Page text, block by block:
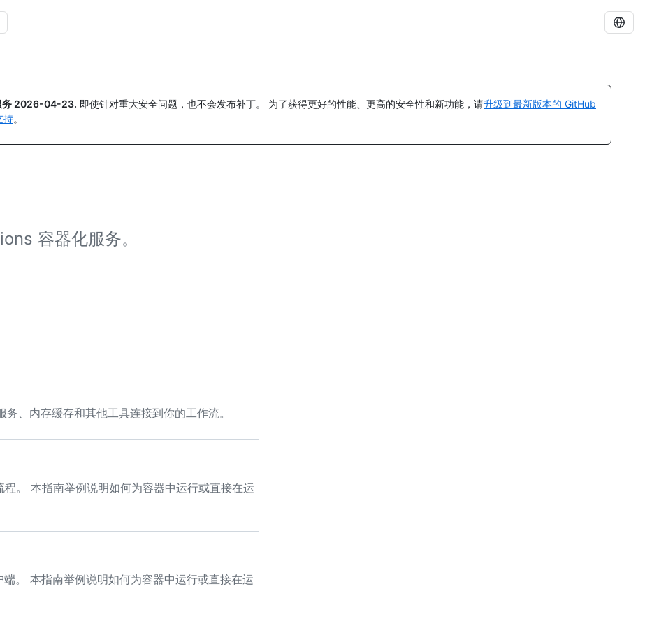
2026-04-23. 即使针对重大安全问题，也不会发布补丁。 为了获得更好的性能、更高的安全性和新功能，请升级到最新版本的 GitHub
持。
容器化服务。
、内存缓存和其他工具连接到你的工作流。
。 本指南举例说明如何为容器中运行或直接在运
。 本指南举例说明如何为容器中运行或直接在运